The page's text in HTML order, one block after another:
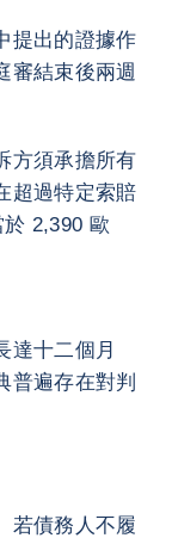
提出的證據作
審結束後兩週
方須承擔所有
超過特定索賠
2,390 歐
達十二個月
普遍存在對判
若債務人不履